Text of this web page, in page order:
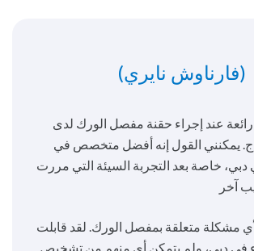
(فارناوش نايري)
عند إجراء حقنة مفصل الورك لدى
يمكنني القول إنه أفضل متخصص في
خاصة بعد التجربة السيئة التي مررت
مشكلة متعلقة بمفصل الورك. لقد قابلت
في دبي، ولم يتمكن أي منهم من تشخيص